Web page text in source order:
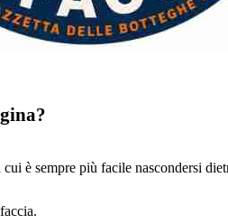
è sempre più facile nascondersi